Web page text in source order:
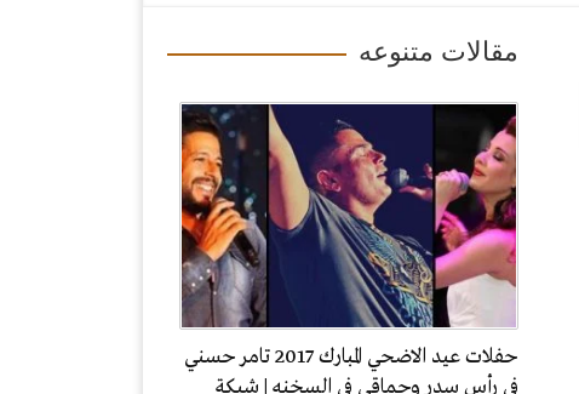
مقالات متنوعه
حفلات عيد الاضحي المبارك 2017 تامر حسني
في رأس سدر وحماقي في السخنه | شبكة